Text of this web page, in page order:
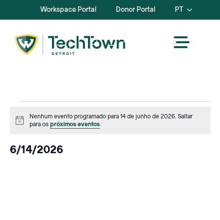
Workspace Portal Donor Portal PT
Events
for
Aviso
Nenhum evento programado para 14 de junho de 2026. Saltar
para ospróximos eventos.
6/14/2026